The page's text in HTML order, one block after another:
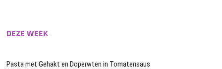
DEZE WEEK
Pasta met Gehakt en Doperwten in Tomatensaus